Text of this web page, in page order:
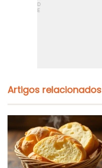
Artigos relacionados